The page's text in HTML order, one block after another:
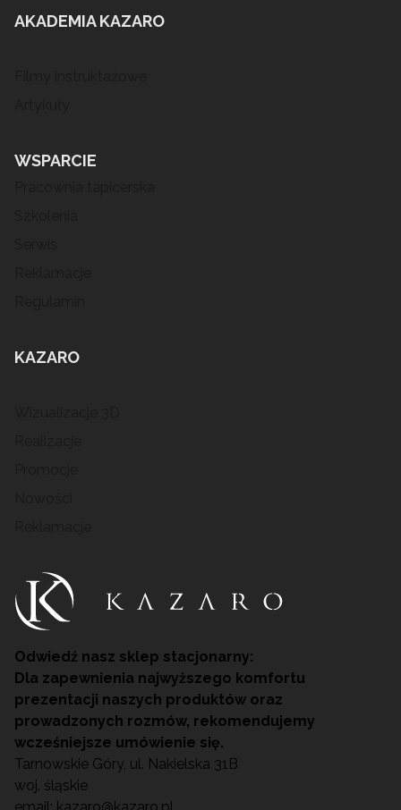
AKADEMIA KAZARO
WSPARCIE
KAZARO
Odwiedź nasz sklep stacjonarny:
Dla zapewnienia najwyższego komfortu
prezentacji naszych produktów oraz
prowadzonych rozmów, rekomendujemy
wcześniejsze umówienie się.
Tarnowskie Góry, ul. Nakielska 31B
woj. śląskie